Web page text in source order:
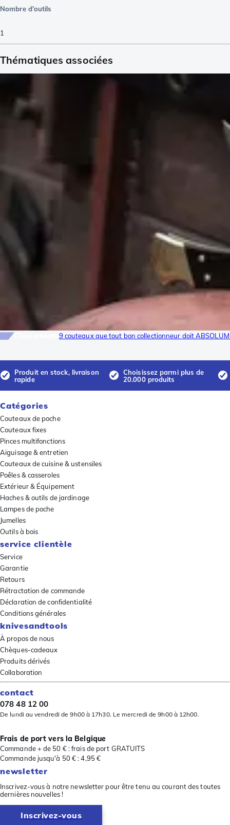
Nombre d'outils
1
Thématiques associées
9 couteaux que tout bon collectionneur doit
Produit en stock, livraison
rapide
Choisissez parmi plus de
20.000 produits
Catégories
Couteaux de poche
Couteaux fixes
Pinces multifonctions
Aiguisage & entretien
Couteaux de cuisine & ustensiles
Poêles & casseroles
Extérieur & Équipement
Haches & outils de jardinage
Lampes de poche
Jumelles
Outils à bois
service clientèle
Service
Garantie
Retours
Rétractation de commande
Déclaration de confidentialité
Conditions générales
knivesandtools
À propos de nous
Chèques-cadeaux
Produits dérivés
Collaboration
contact
078 48 12 00
De lundi au vendredi de 9h00 à 17h30. Le mercredi de 9h00 à 12h00.
Frais de port vers la Belgique
Commande + de 50 € : frais de port GRATUITS
Commande jusqu'à 50 € : 4,95 €
newsletter
Inscrivez-vous à notre newsletter pour être tenu au courant des toutes
dernières nouvelles !
Inscrivez-vous